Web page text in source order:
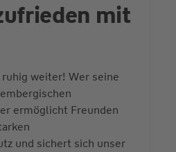
mit
ruhig weiter! Wer seine
ermöglicht Freunden
und sichert sich unser